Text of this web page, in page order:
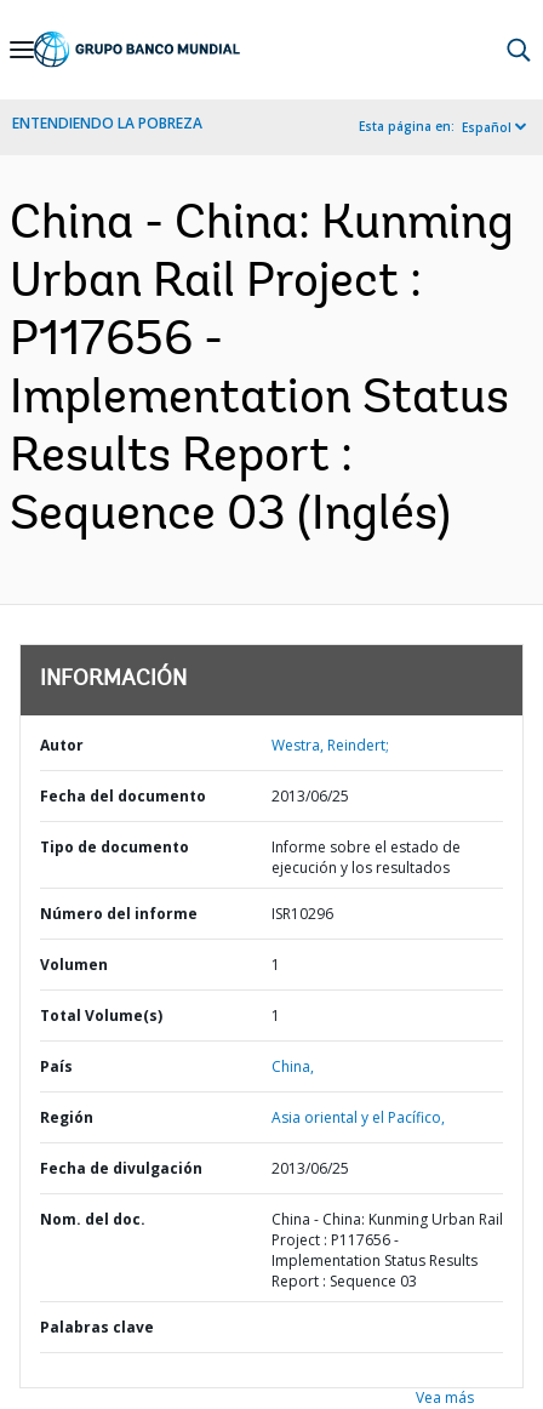
Skip
Navigation
ENTENDIENDO LA POBREZA Esta página en: Español
China - China: Kunming
Urban Rail Project :
P117656 -
Implementation Status
Results Report :
Sequence 03 (Inglés)
INFORMACIÓN
Autor Westra, Reindert;
Fecha del documento 2013/06/25
Tipo de documento
Informe sobre el estado de
ejecución y los resultados
Número del informe ISR10296
Volumen 1
Total Volume(s) 1
País China,
Región Asia oriental y el Pacífico,
Fecha de divulgación 2013/06/25
Nom. del doc.
China - China: Kunming Urban Rail
Project : P117656 -
Implementation Status Results
Report : Sequence 03
Palabras clave
Vea más